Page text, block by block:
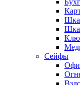
Сейфы